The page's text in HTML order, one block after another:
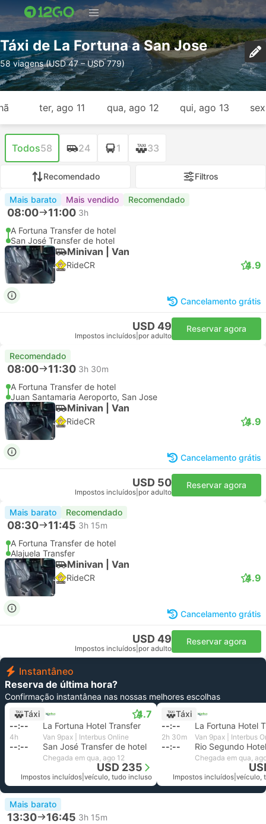
Táxi de La Fortuna a San Jose
58 viagens (USD 47 – USD 779)
ter, ago 11 qua, ago 12 qui, ago 13
Todos58 24 1 33
Recomendado Filtros
Mais barato Mais vendido Recomendado
08:00 11:00 3h
A Fortuna Transfer de hotel
San José Transfer de hotel
Minivan | Van
RideCR 4.9
Cancelamento grátis
USD 49
Impostos incluídos por adulto
Reservar agora
Recomendado
08:00 11:30 3h 30m
A Fortuna Transfer de hotel
Juan Santamaria Aeroporto, San Jose
Minivan | Van
RideCR 4.9
Cancelamento grátis
USD 50
Impostos incluídos por adulto
Reservar agora
Mais barato Recomendado
08:30 11:45 3h 15m
A Fortuna Transfer de hotel
Alajuela Transfer
Minivan | Van
RideCR 4.9
Cancelamento grátis
USD 49
Impostos incluídos por adulto
Reservar agora
Instantâneo
Reserva de última hora?
Confirmação instantânea nas nossas melhores escolhas
Táxi
4.7
--:-- La Fortuna Hotel Transfer
4h Van 9pax | Interbus Online
--:-- San José Transfer de hotel
Chegada em qua, ago 12
USD 235
Impostos incluídos veículo, tudo incluso
Táxi
--:--
La Fortuna Hotel
2h 30m Van 9pax | Interbus
--:--
Chegada em qua,
Impostos incluídos veículo,
Mais barato
13:30 16:45 3h 15m